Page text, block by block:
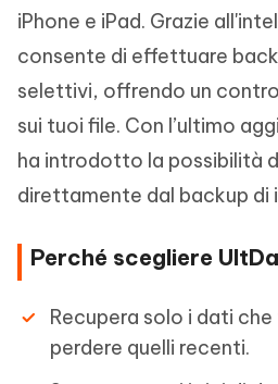
iPhone e iPad. Grazie
consente di effettuare
selettivi, offrendo un
sui tuoi file. Con l’ultimo
ha introdotto la possibilità
direttamente dal backup di
Perché scegliere
Recupera solo i dati
perdere quelli recenti.